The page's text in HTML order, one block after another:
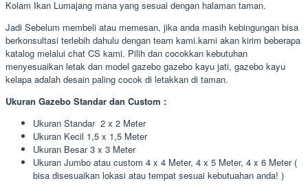
Kolam Ikan Lumajang mana yang sesuai dengan halaman taman.
Jadi Sebelum membeli atau memesan, jika anda masih kebingungan bisa
berkonsultasi terlebih dahulu dengan team kami.kami akan kirim beberapa
katalog melalui chat CS kami. Pilih dan cocokkan kebutuhan
menyesuaikan letak dan model gazebo gazebo kayu jati, gazebo kayu
kelapa adalah desain paling cocok di letakkan di taman.
Ukuran Gazebo Standar dan Custom :
Ukuran Standar 2 x 2 Meter
Ukuran Kecil 1,5 x 1,5 Meter
Ukuran Besar 3 x 3 Meter
Ukuran Jumbo atau custom 4 x 4 Meter, 4 x 5 Meter, 4 x 6 Meter (
bisa disesuaikan lokasi atau tempat sesuai kebutuahan anda! )